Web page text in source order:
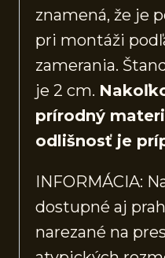
znamená, že je
pri montáži
zamerania.
je 2 cm.
prírodný
odlišnosť je
INFORMÁCIA:
dostupné aj
narezané na